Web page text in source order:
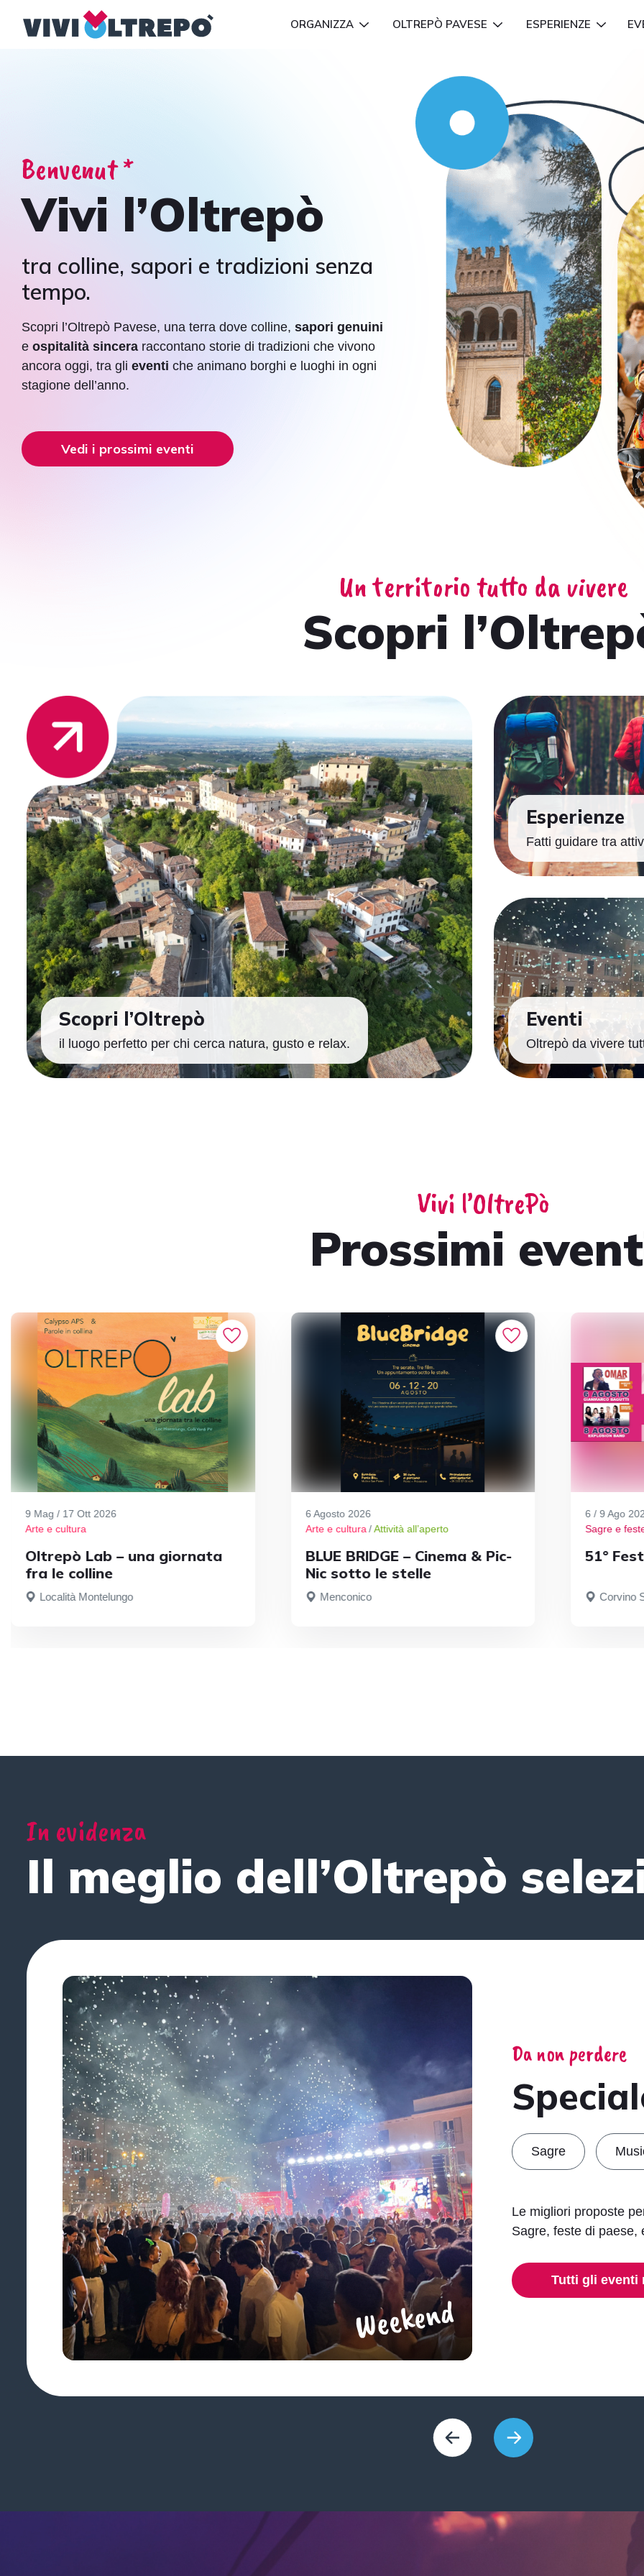
ORGANIZZA OLTREPÒ PAVESE ESPERIENZE
Benvenut *
Vivi l’Oltrepò
tra colline, sapori e tradizioni senza
tempo.
Scopri l’Oltrepò Pavese, una terra dove colline, sapori genuini
e ospitalità sincera raccontano storie di tradizioni che vivono
ancora oggi, tra gli eventi che animano borghi e luoghi in ogni
stagione dell’anno.
Vedi i prossimi eventi
Un territorio tutto da vivere
Scopri
Scopri l’Oltrepò
il luogo perfetto per chi cerca natura, gusto e relax.
Esperienze
Fatti guidare tra
Eventi
Oltrepò da vivere
Vivi l’OltrePò
Prossimi
9 Mag / 17 Ott 2026
Arte e cultura
Oltrepò Lab – una giornata
fra le colline
Località Montelungo
6 Agosto 2026
Arte e cultura / Attività all’aperto
BLUE BRIDGE – Cinema & Pic-
Nic sotto le stelle
Menconico
6 / 9 Ago
Sagre e
51°
Corvino
In evidenza
Il meglio dell’Oltrepò
Weekend
Da non perdere
Sagre
Le migliori proposte
Sagre, feste di paese,
Tutti gli eventi